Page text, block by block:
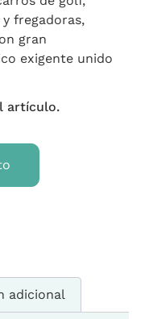
fregadoras,
gran
exigente unido
artículo.
adicional